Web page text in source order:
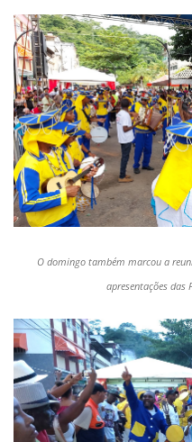
O domingo também marcou a
apresentações das